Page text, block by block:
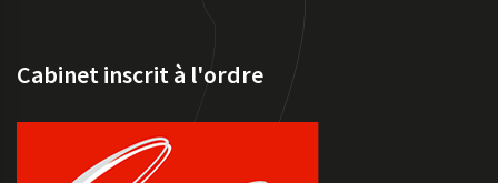
Cabinet inscrit à l'ordre